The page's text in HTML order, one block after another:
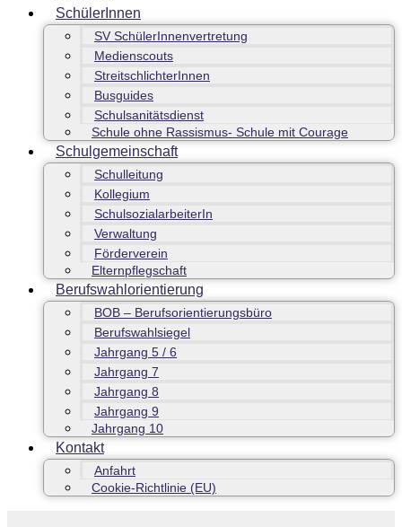
SchülerInnen
SV SchülerInnenvertretung
Medienscouts
StreitschlichterInnen
Busguides
Schulsanitätsdienst
Schule ohne Rassismus- Schule mit Courage
Schulgemeinschaft
Schulleitung
Kollegium
SchulsozialarbeiterIn
Verwaltung
Förderverein
Elternpflegschaft
Berufswahlorientierung
BOB – Berufsorientierungsbüro
Berufswahlsiegel
Jahrgang 5 / 6
Jahrgang 7
Jahrgang 8
Jahrgang 9
Jahrgang 10
Kontakt
Anfahrt
Cookie-Richtlinie (EU)